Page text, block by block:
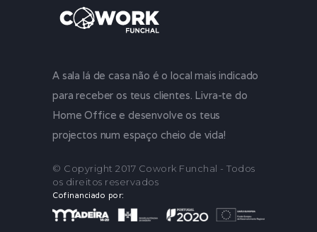
A sala lá de casa não é o local mais indicado
para receber os teus clientes. Livra-te do
Home Office e desenvolve os teus
projectos num espaço cheio de vida!
© Copyright 2017 Cowork Funchal - Todos
os direitos reservados
Cofinanciado por: